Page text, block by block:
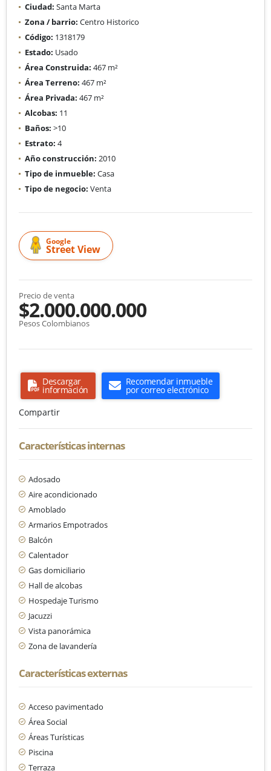
Ciudad: Santa Marta
Zona / barrio: Centro Historico
Código: 1318179
Estado: Usado
Área Construida: 467 m²
Área Terreno: 467 m²
Área Privada: 467 m²
Alcobas: 11
Baños: >10
Estrato: 4
Año construcción: 2010
Tipo de inmueble: Casa
Tipo de negocio: Venta
Google
Street View
Precio de venta
$2.000.000.000
Pesos Colombianos
Descargar
información
Recomendar inmueble
por correo electrónico
Compartir
Características internas
Adosado
Aire acondicionado
Amoblado
Armarios Empotrados
Balcón
Calentador
Gas domiciliario
Hall de alcobas
Hospedaje Turismo
Jacuzzi
Vista panorámica
Zona de lavandería
Características externas
Acceso pavimentado
Área Social
Áreas Turísticas
Piscina
Terraza